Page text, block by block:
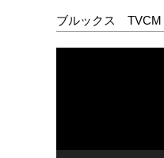
ブルックス TVCM
ー